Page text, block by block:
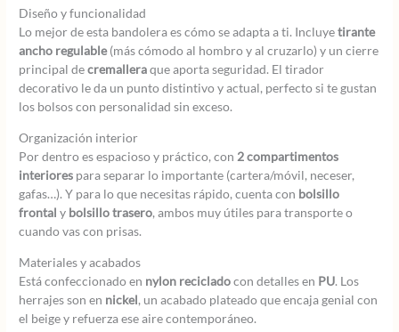
Diseño y funcionalidad
Lo mejor de esta bandolera es cómo se adapta a ti. Incluyetirante
ancho regulable(más cómodo al hombro y al cruzarlo) y un cierre
principal decremalleraque aporta seguridad. El tirador
decorativo le da un punto distintivo y actual, perfecto si te gustan
los bolsos con personalidad sin exceso.
Organización interior
Por dentro es espacioso y práctico, con 2 compartimentos
interiores para separar lo importante (cartera/móvil, neceser,
gafas…). Y para lo que necesitas rápido, cuenta con bolsillo
frontal y bolsillo trasero, ambos muy útiles para transporte o
cuando vas con prisas.
Materiales y acabados
Está confeccionado en nylon recicladocon detalles en PU. Los
herrajes son en nickel, un acabado plateado que encaja genial con
el beige y refuerza ese aire contemporáneo.